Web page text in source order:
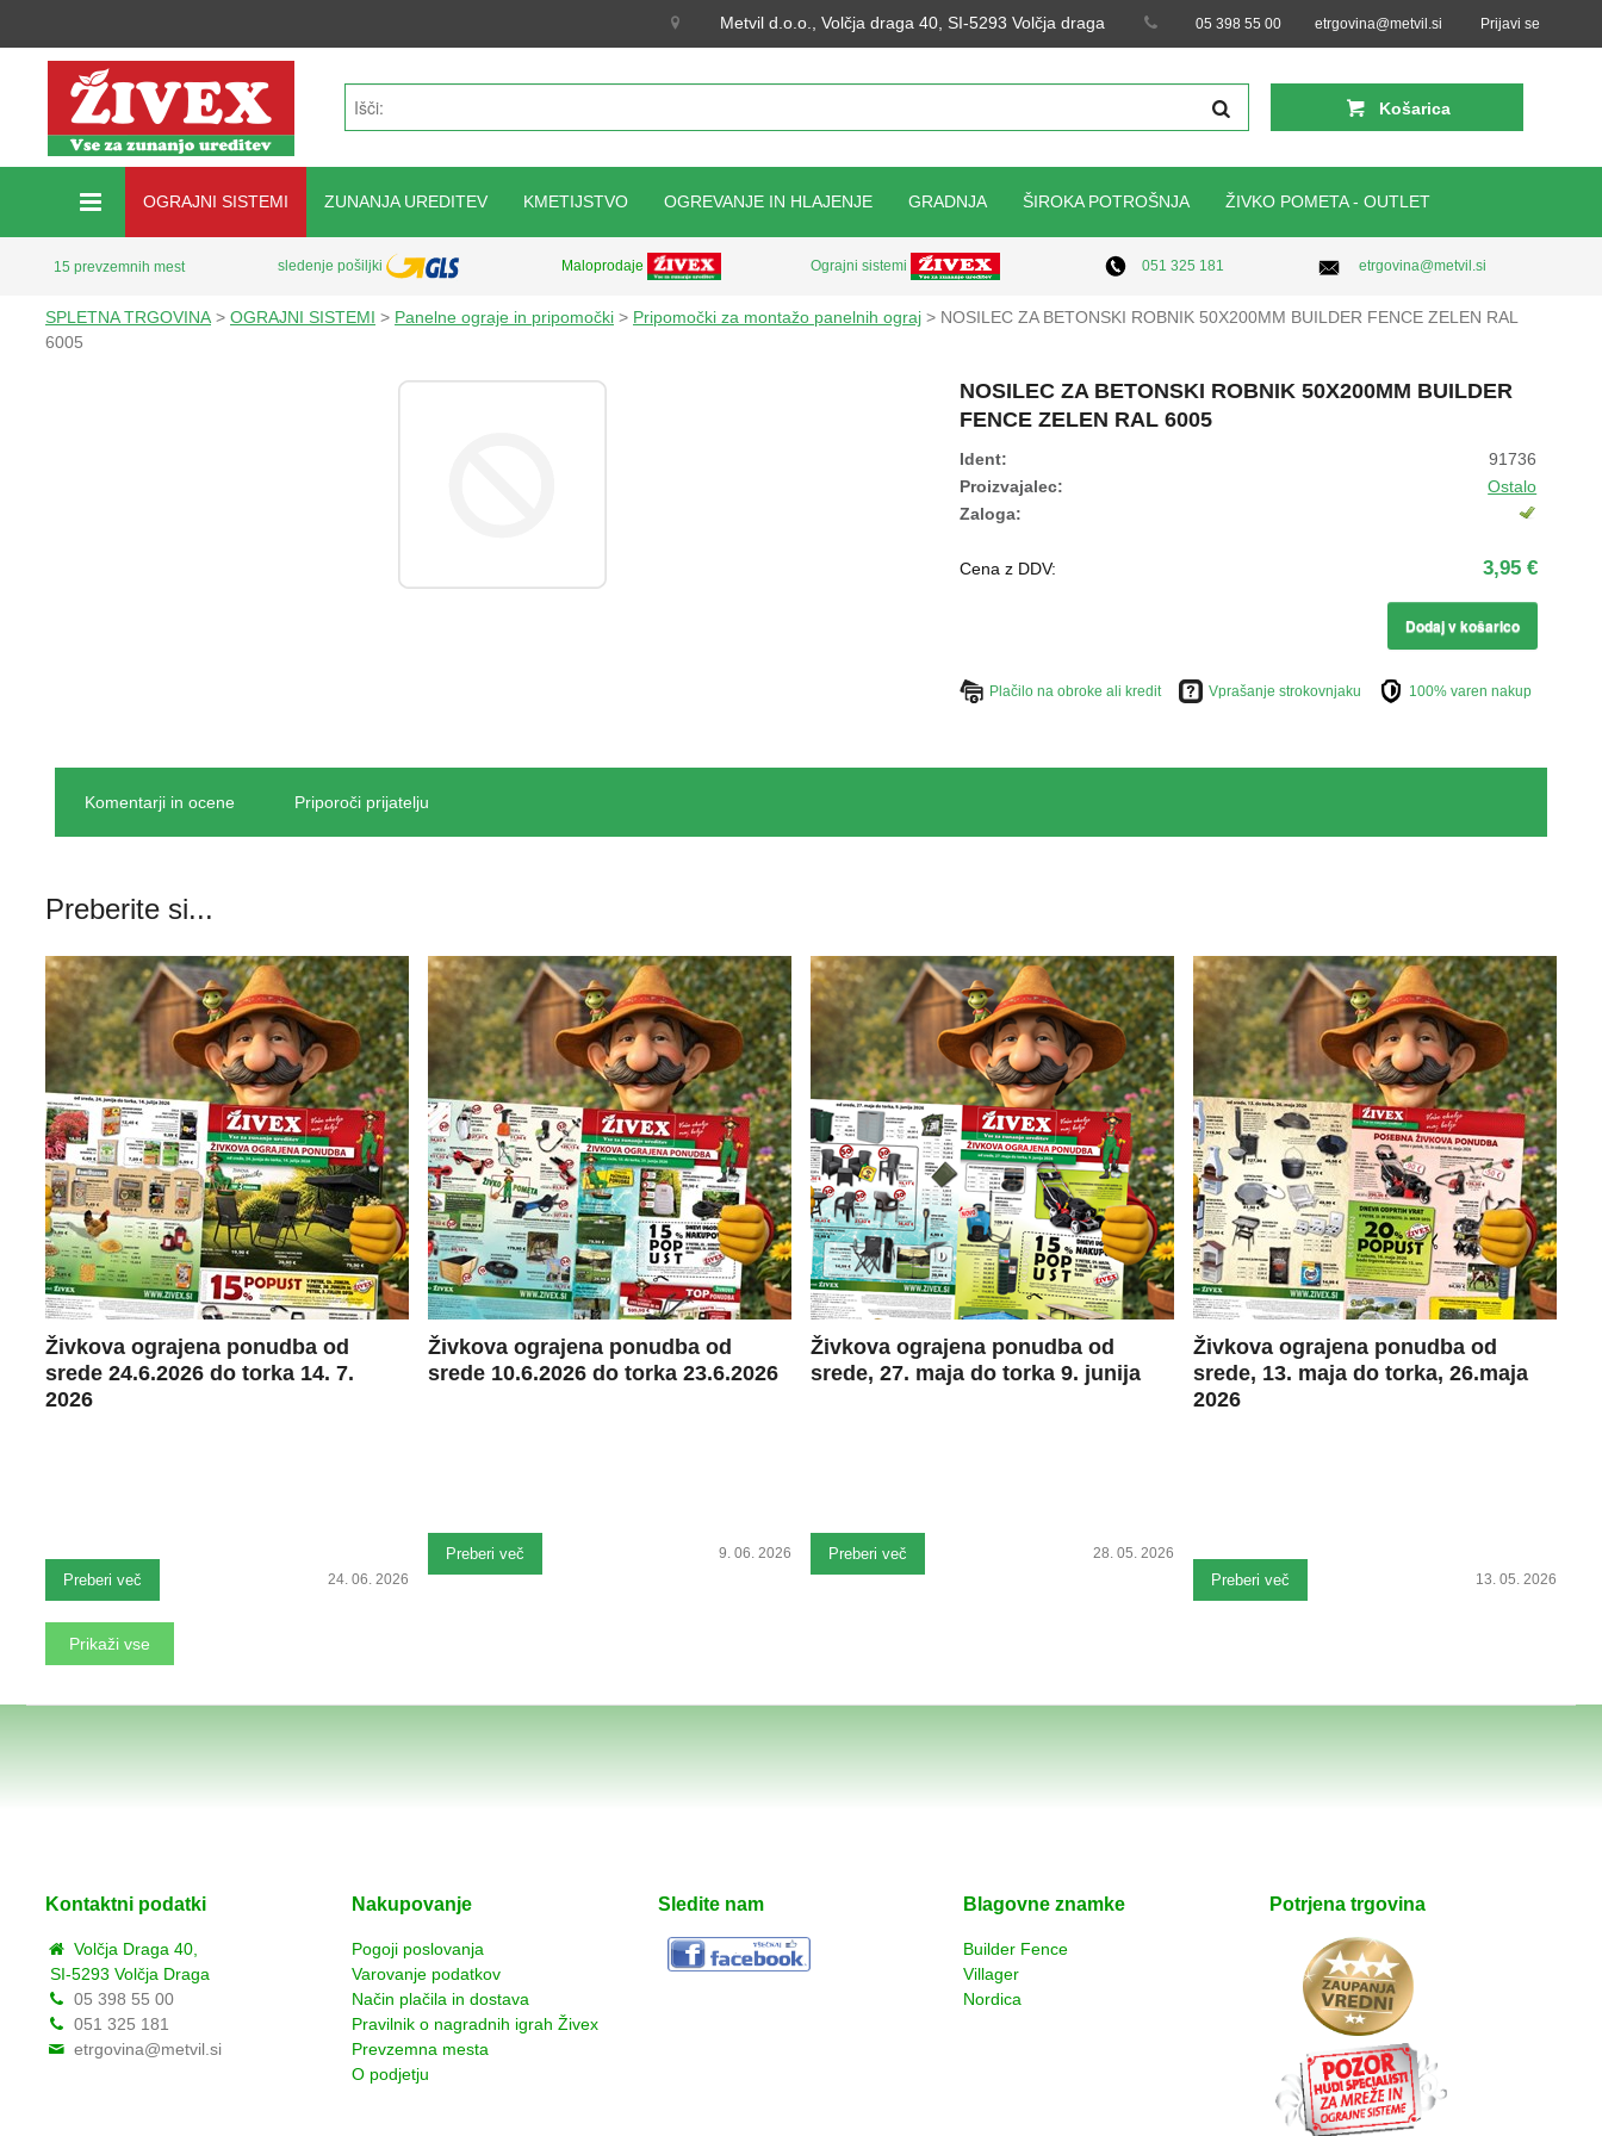
Metvil d.o.o., Volčja draga 40, SI-5293 Volčja draga 05 398 55 00 etrgovina@metvil.si Prijavi se
Košarica
OGRAJNI SISTEMI ZUNANJA UREDITEV KMETIJSTVO OGREVANJE IN HLAJENJE GRADNJA ŠIROKA POTROŠNJA ŽIVKO POMETA - OUTLET
15 prevzemnih mest sledenje pošiljki Maloprodaje Ograjni sistemi 051 325 181 etrgovina@metvil.si
SPLETNA TRGOVINA > OGRAJNI SISTEMI > Panelne ograje in pripomočki > Pripomočki za montažo panelnih ograj > NOSILEC ZA BETONSKI ROBNIK 50X200MM BUILDER FENCE ZELEN RAL
6005
NOSILEC ZA BETONSKI ROBNIK 50X200MM BUILDER
FENCE ZELEN RAL 6005
Ident:
91736
Proizvajalec:
Ostalo
Zaloga:
Cena z DDV: 3,95 €
Dodaj v košarico
Plačilo na obroke ali kredit Vprašanje strokovnjaku 100% varen nakup
Komentarji in ocene Priporoči prijatelju
Preberite si...
Živkova ograjena ponudba od
srede 24.6.2026 do torka 14. 7.
2026
Preberi več 24. 06. 2026
Živkova ograjena ponudba od
srede 10.6.2026 do torka 23.6.2026
Preberi več 9. 06. 2026
Živkova ograjena ponudba od
srede, 27. maja do torka 9. junija
Preberi več 28. 05. 2026
Živkova ograjena ponudba od
srede, 13. maja do torka, 26.maja
2026
Preberi več 13. 05. 2026
Prikaži vse
Kontaktni podatki
Volčja Draga 40,
SI-5293 Volčja Draga
05 398 55 00
051 325 181
etrgovina@metvil.si
Nakupovanje
Pogoji poslovanja
Varovanje podatkov
Način plačila in dostava
Pravilnik o nagradnih igrah Živex
Prevzemna mesta
O podjetju
Sledite nam Blagovne znamke
Builder Fence
Villager
Nordica
Potrjena trgovina